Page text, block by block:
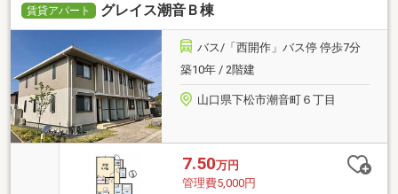
賃貸アパート グレイス潮音Ｂ棟
バス/「西開作」バス停 停歩7分
築10年 / 2階建
山口県下松市潮音町６丁目
7.50万円
管理費5,000円